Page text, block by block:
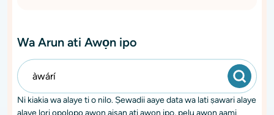
Wa Arun ati Awọn ipo
Ni kiakia wa alaye ti o nilo. Ṣewadii aaye data wa lati ṣawari alaye
alaye lori ọpọlọpọ awọn aisan ati awọn ipo, pẹlu awọn aami